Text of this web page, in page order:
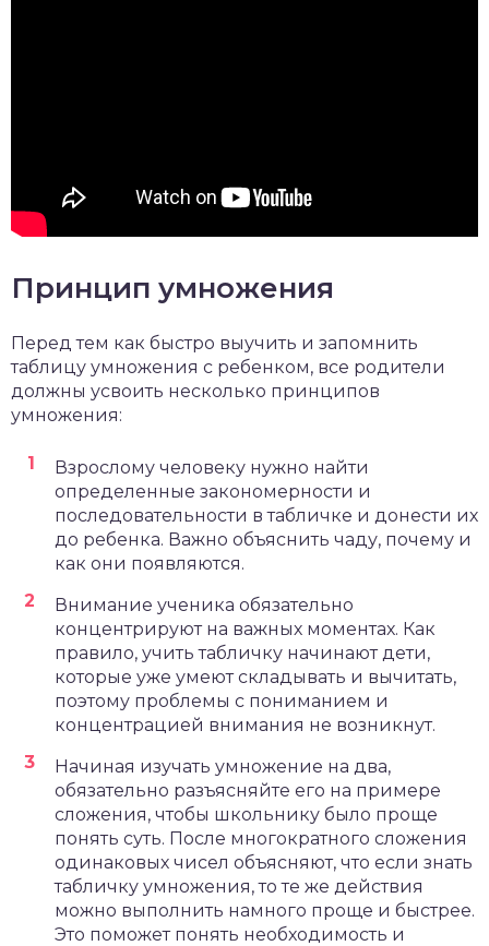
Принцип умножения
Перед тем как быстро выучить и запомнить
таблицу умножения с ребенком, все родители
должны усвоить несколько принципов
умножения:
Взрослому человеку нужно найти
определенные закономерности и
последовательности в табличке и донести их
до ребенка. Важно объяснить чаду, почему и
как они появляются.
Внимание ученика обязательно
концентрируют на важных моментах. Как
правило, учить табличку начинают дети,
которые уже умеют складывать и вычитать,
поэтому проблемы с пониманием и
концентрацией внимания не возникнут.
Начиная изучать умножение на два,
обязательно разъясняйте его на примере
сложения, чтобы школьнику было проще
понять суть. После многократного сложения
одинаковых чисел объясняют, что если знать
табличку умножения, то те же действия
можно выполнить намного проще и быстрее.
Это поможет понять необходимость и